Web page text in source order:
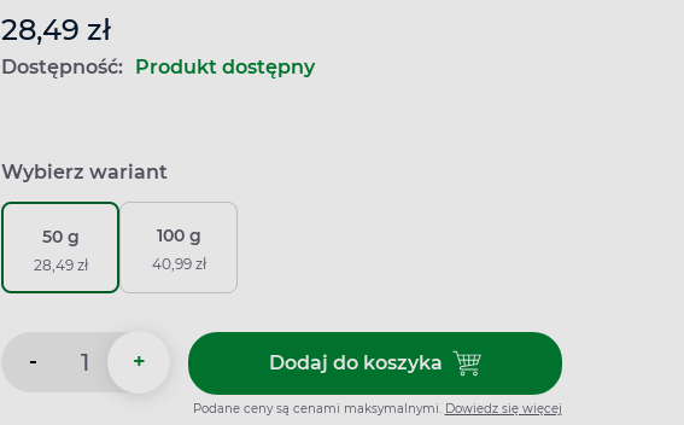
28,49 zł
Dostępność: Produkt dostępny
Wybierz wariant
50 g
28,49 zł
100 g
40,99 zł
- + Dodaj do koszykaDodaj do koszyka Difortan, żel
Podane ceny są cenami maksymalnymi. Dowiedz się więcej